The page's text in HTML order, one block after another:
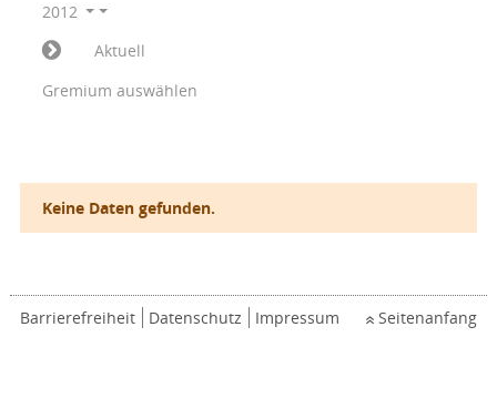
2012
Aktuell
Gremium auswählen
Keine Daten gefunden.
Barrierefreiheit Datenschutz Impressum Seitenanfang